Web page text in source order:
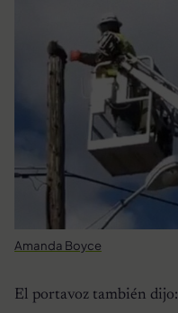
Amanda Boyce
El portavoz también dijo: